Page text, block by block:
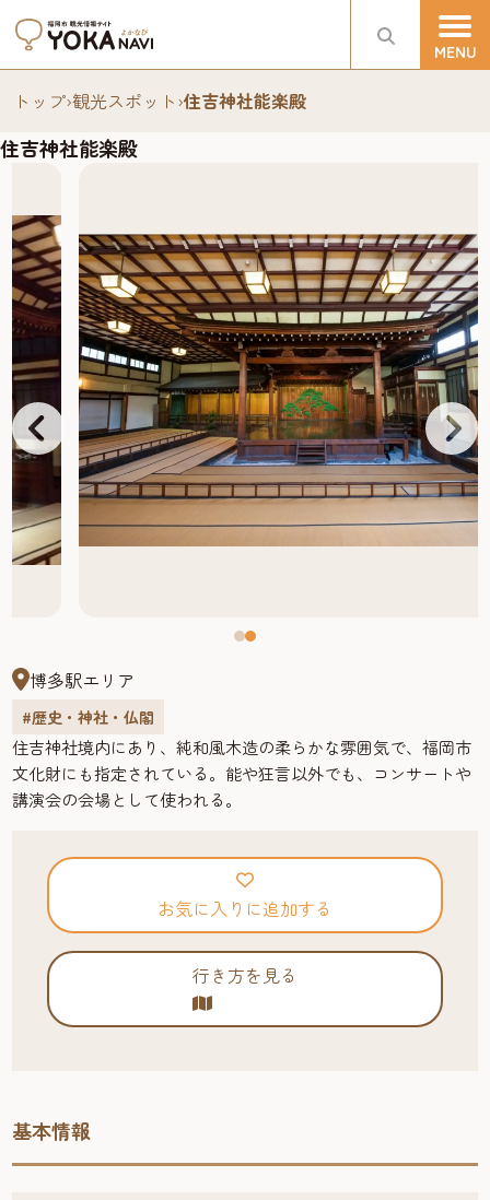
トップ›観光スポット›住吉神社能楽殿
住吉神社能楽殿
博多駅エリア
#歴史・神社・仏閣
住吉神社境内にあり、純和風木造の柔らかな雰囲気で、福岡市
文化財にも指定されている。能や狂言以外でも、コンサートや
講演会の会場として使われる。
お気に入りに追加する
行き方を見る
基本情報